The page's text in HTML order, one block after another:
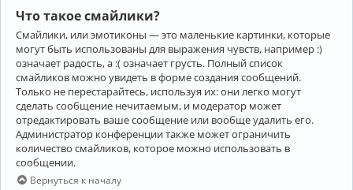
Что такое смайлики?
Смайлики, или эмотиконы — это маленькие картинки, которые
могут быть использованы для выражения чувств, например :)
означает радость, а :( означает грусть. Полный список
смайликов можно увидеть в форме создания сообщений.
Только не перестарайтесь, используя их: они легко могут
сделать сообщение нечитаемым, и модератор может
отредактировать ваше сообщение или вообще удалить его.
Администратор конференции также может ограничить
количество смайликов, которое можно использовать в
сообщении.
Вернуться к началу